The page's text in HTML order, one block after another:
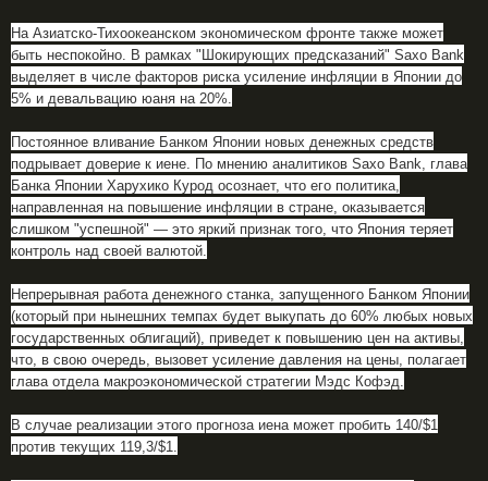
На Азиатско-Тихоокеанском экономическом фронте также может
быть неспокойно. В рамках "Шокирующих предсказаний" Saxo Bank
выделяет в числе факторов риска усиление инфляции в Японии до
5% и девальвацию юаня на 20%.
Постоянное вливание Банком Японии новых денежных средств
подрывает доверие к иене. По мнению аналитиков Saxo Bank, глава
Банка Японии Харухико Курод осознает, что его политика,
направленная на повышение инфляции в стране, оказывается
слишком "успешной" — это яркий признак того, что Япония теряет
контроль над своей валютой.
Непрерывная работа денежного станка, запущенного Банком Японии
(который при нынешних темпах будет выкупать до 60% любых новых
государственных облигаций), приведет к повышению цен на активы,
что, в свою очередь, вызовет усиление давления на цены, полагает
глава отдела макроэкономической стратегии Мэдс Кофэд.
В случае реализации этого прогноза иена может пробить 140/$1
против текущих 119,3/$1.